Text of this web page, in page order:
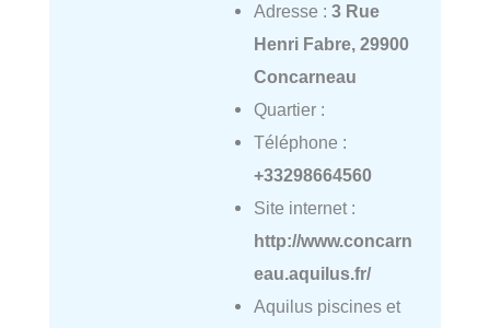
Adresse : 3 Rue
Henri Fabre, 29900
Concarneau
Quartier :
Téléphone :
+33298664560
Site internet :
http://www.concarn
eau.aquilus.fr/
Aquilus piscines et